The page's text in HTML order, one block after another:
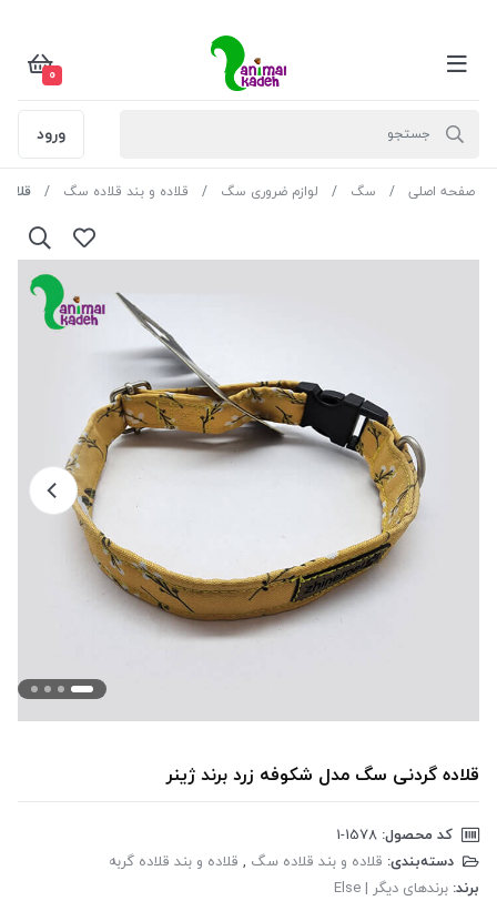
0
ورود
صفحه اصلی سگ لوازم ضروری سگ قلاده و بند قلاده سگ
قلاده گردنی سگ مدل شکوفه زرد برند ژینر
کد محصول:
دسته‌بندی: قلاده و بند قلاده سگ , قلاده و بند قلاده گربه
برند: برندهای دیگر | Else